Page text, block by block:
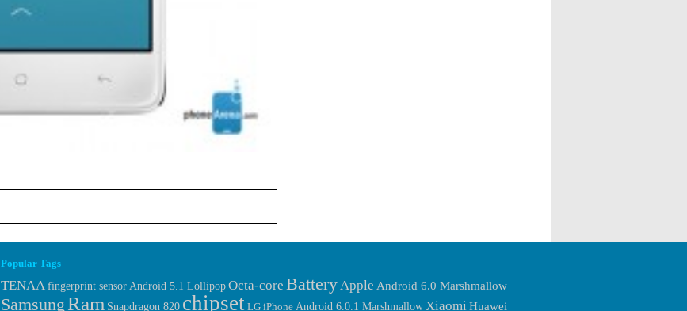
Popular Tags
TENAAfingerprint sensor Android 5.1 Lollipop Octa-core BatteryApple Android 6.0 Marshmallow
SamsungRam Snapdragon 820 chipset LG iPhone Android 6.0.1 MarshmallowXiaomiHuawei